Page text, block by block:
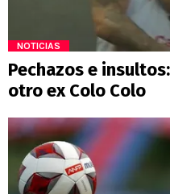
NOTICIAS
Pechazos e
otro ex Colo Colo